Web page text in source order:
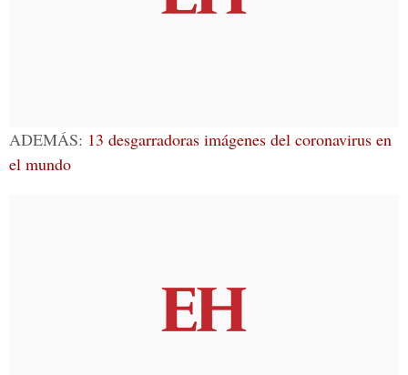
ADEMÁS: 13 desgarradoras imágenes del coronavirus en
el mundo